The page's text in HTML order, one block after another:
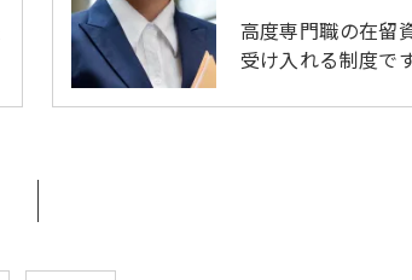
高度専門職の在留
受け入れる制度で